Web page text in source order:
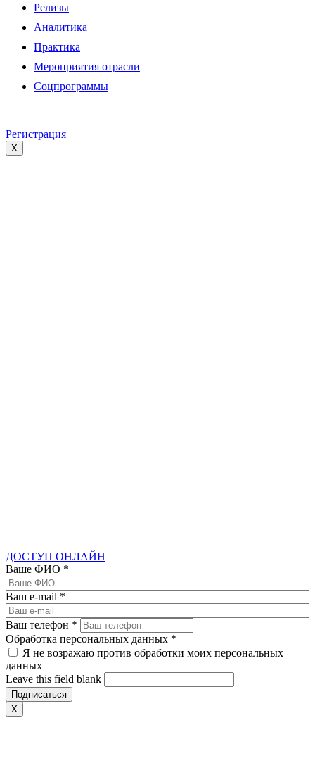
Релизы
Аналитика
Практика
Мероприятия отрасли
Соцпрограммы
Регистрация
X
ДОСТУП ОНЛАЙН
Ваше ФИО *
Ваш e-mail *
Ваш телефон *
Обработка персональных данных *
Я не возражаю против обработки моих персональных
данных
Leave this field blank
X